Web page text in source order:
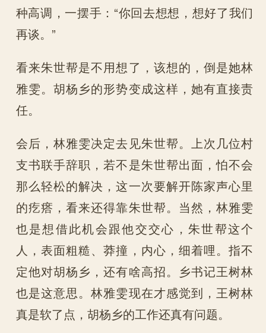
种高调，一摆手：“你回去想想，想好了我们
再谈。”
看来朱世帮是不用想了，该想的，倒是她林
雅雯。胡杨乡的形势变成这样，她有直接责
任。
会后，林雅雯决定去见朱世帮。上次几位村
支书联手辞职，若不是朱世帮出面，怕不会
那么轻松的解决，这一次要解开陈家声心里
的疙瘩，看来还得靠朱世帮。当然，林雅雯
也是想借此机会跟他交交心，朱世帮这个
人，表面粗糙、莽撞，内心，细着哩。指不
定他对胡杨乡，还有啥高招。乡书记王树林
也是这意思。林雅雯现在才感觉到，王树林
真是软了点，胡杨乡的工作还真有问题。